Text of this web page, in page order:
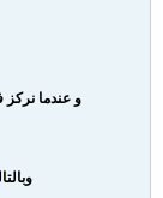
و عندما